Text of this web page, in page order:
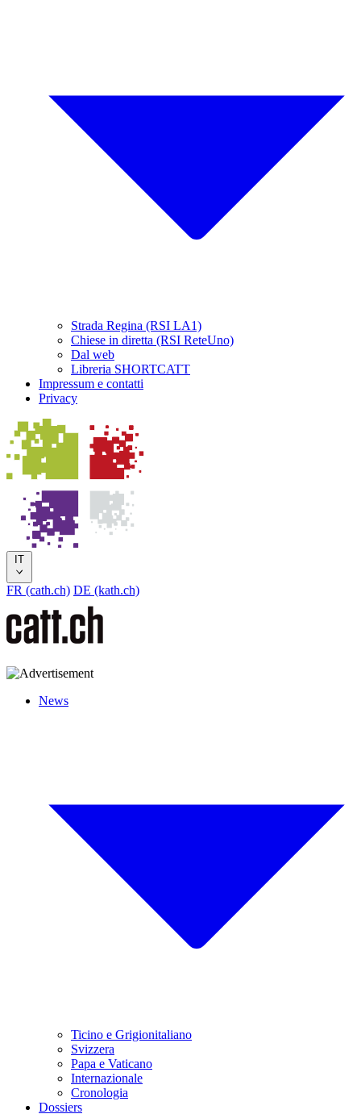
Strada Regina (RSI LA1)
Chiese in diretta (RSI ReteUno)
Dal web
Libreria SHORTCATT
Impressum e contatti
Privacy
IT
FR (cath.ch) DE (kath.ch)
News
Ticino e Grigionitaliano
Svizzera
Papa e Vaticano
Internazionale
Cronologia
Dossiers